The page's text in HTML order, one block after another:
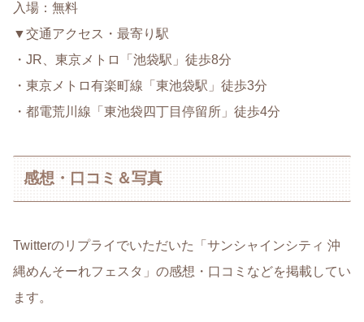
入場：無料
▼交通アクセス・最寄り駅
・JR、東京メトロ「池袋駅」徒歩8分
・東京メトロ有楽町線「東池袋駅」徒歩3分
・都電荒川線「東池袋四丁目停留所」徒歩4分
感想・口コミ＆写真
Twitterのリプライでいただいた「サンシャインシティ 沖
縄めんそーれフェスタ」の感想・口コミなどを掲載してい
ます。